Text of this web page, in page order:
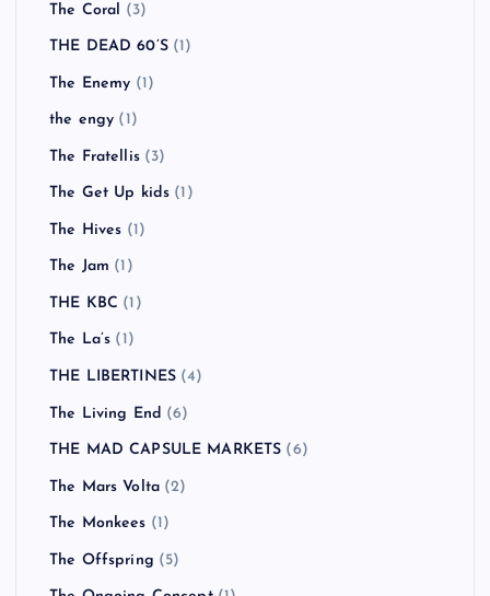
The Coral (3)
THE DEAD 60’S(1)
The Enemy (1)
the engy (1)
The Fratellis(3)
The Get Up kids (1)
The Hives (1)
The Jam (1)
THE KBC (1)
The La’s (1)
THE LIBERTINES (4)
The Living End (6)
THE MAD CAPSULE MARKETS (6)
The Mars Volta (2)
The Monkees (1)
The Offspring (5)